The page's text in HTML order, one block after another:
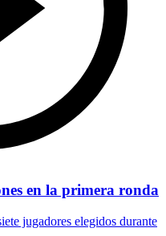
en la primera ronda
jugadores elegidos durante